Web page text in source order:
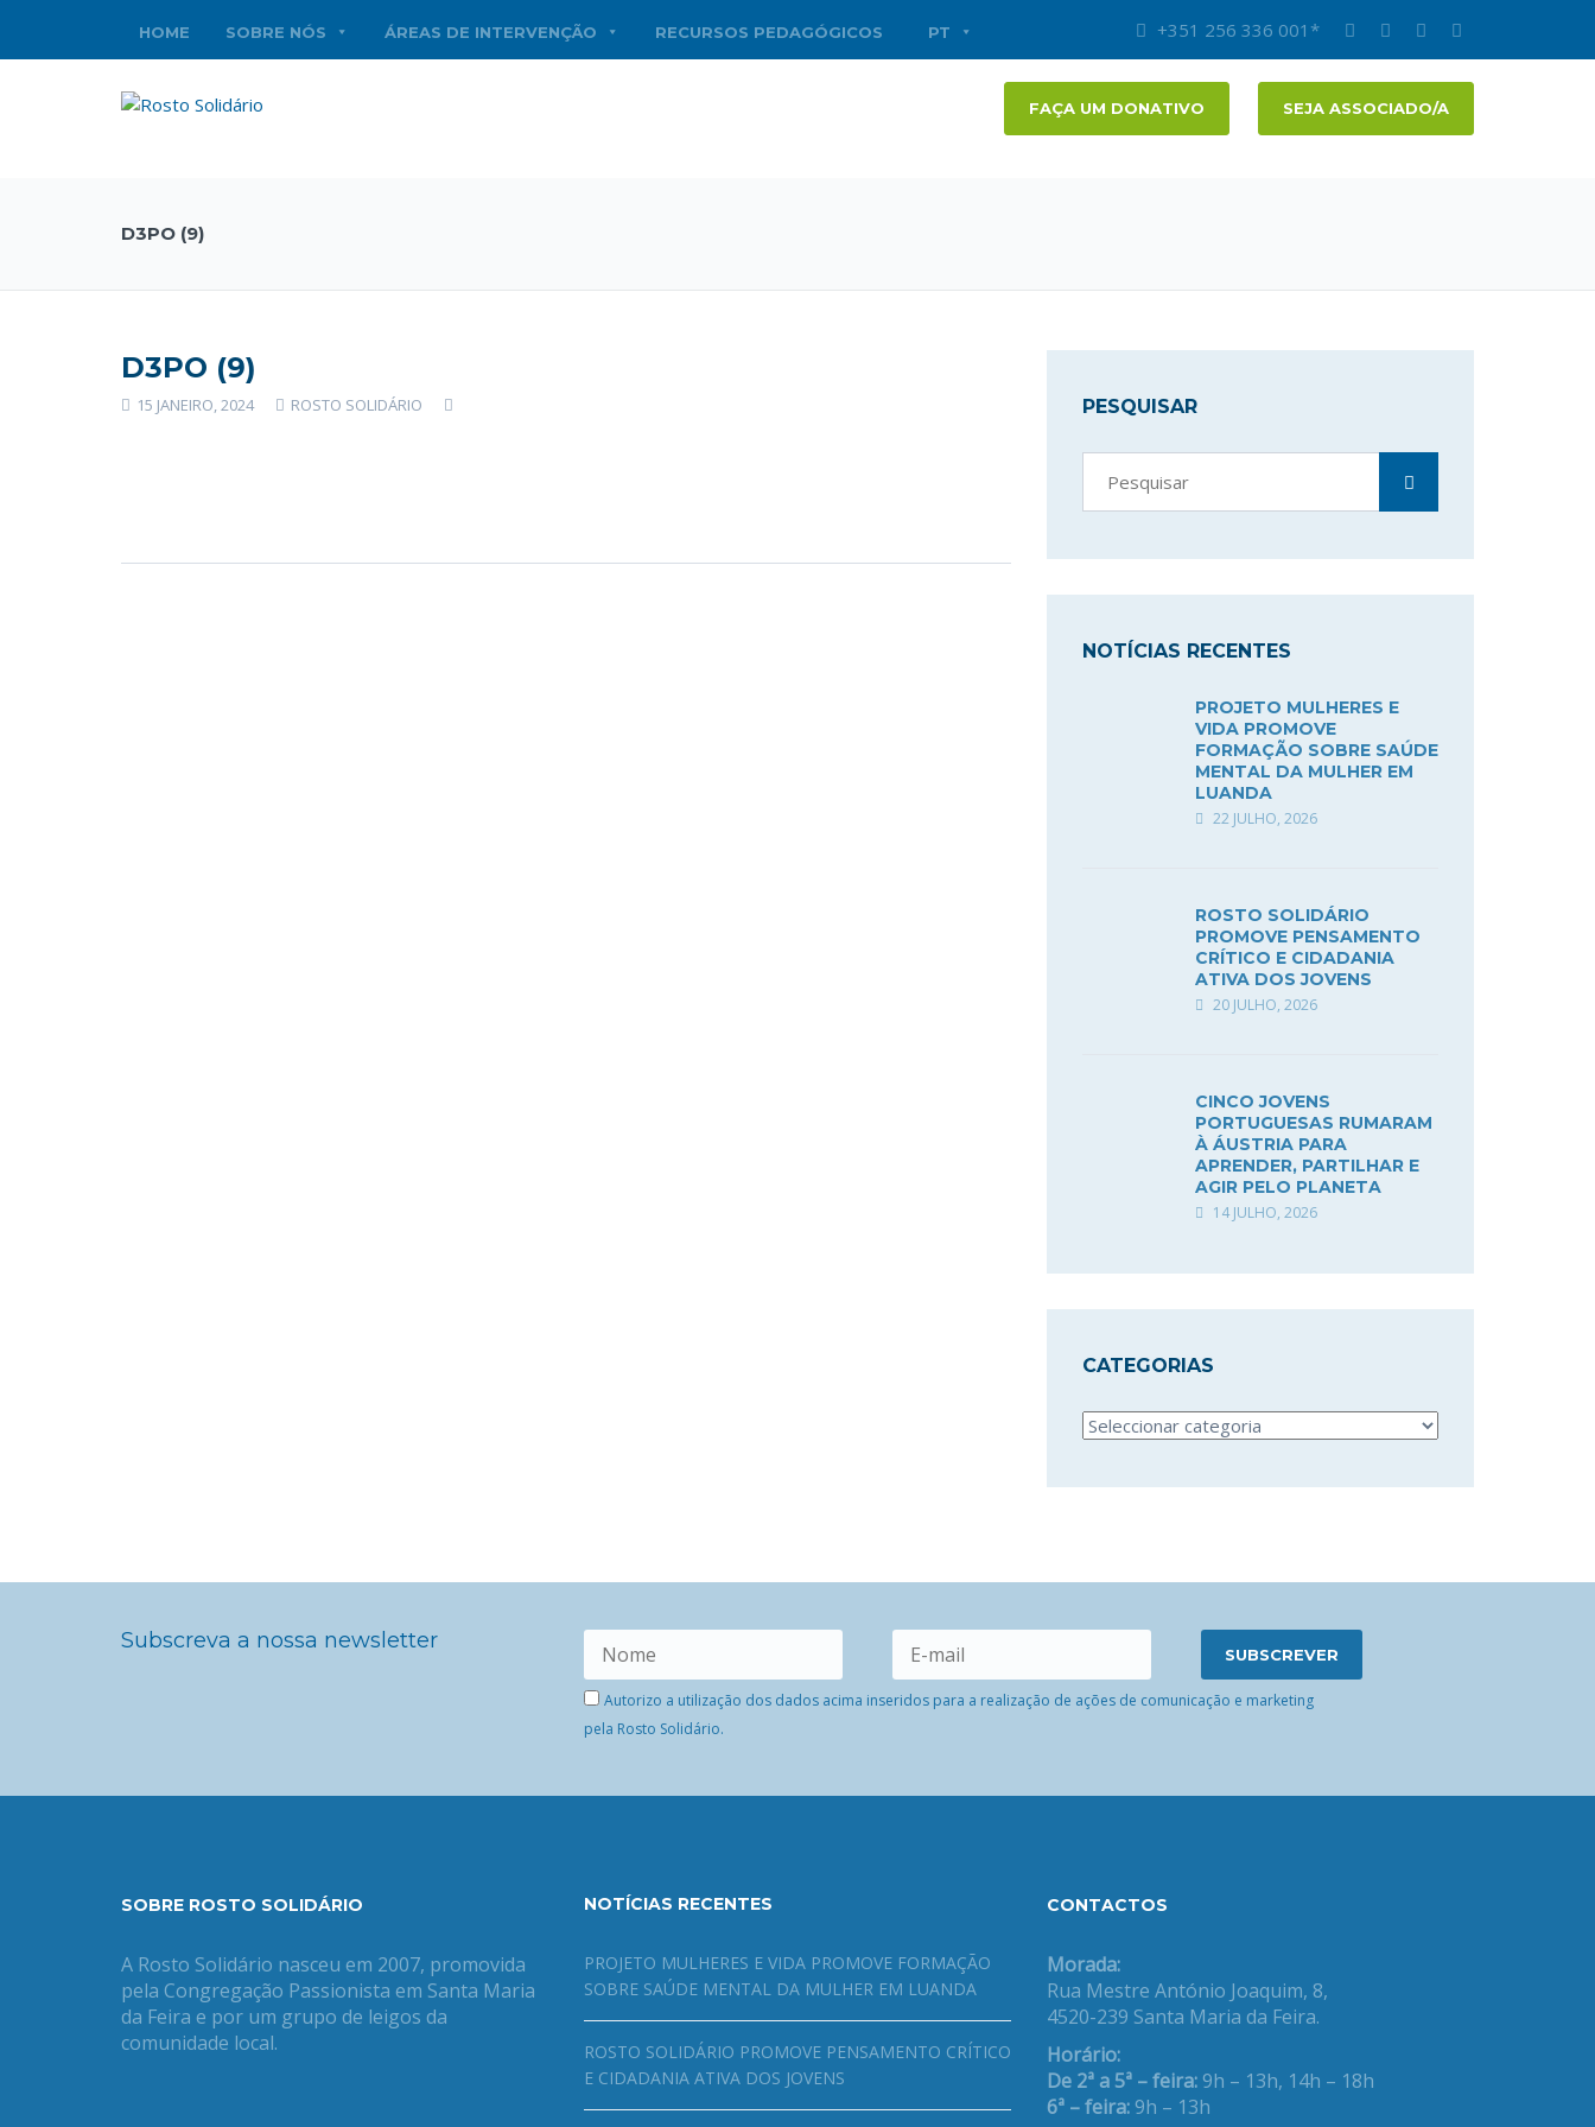
HOME SOBRE NÓS ÁREAS DE INTERVENÇÃO RECURSOS PEDAGÓGICOS PT +351 256 336 001*
FAÇA UM DONATIVO SEJA ASSOCIADO/A
D3PO (9)
D3PO (9)
15 JANEIRO, 2024 ROSTO SOLIDÁRIO PESQUISAR
NOTÍCIAS RECENTES
PROJETO MULHERES E
VIDA PROMOVE
FORMAÇÃO SOBRE SAÚDE
MENTAL DA MULHER EM
LUANDA
22 JULHO, 2026
ROSTO SOLIDÁRIO
PROMOVE PENSAMENTO
CRÍTICO E CIDADANIA
ATIVA DOS JOVENS
20 JULHO, 2026
CINCO JOVENS
PORTUGUESAS RUMARAM
À ÁUSTRIA PARA
APRENDER, PARTILHAR E
AGIR PELO PLANETA
14 JULHO, 2026
CATEGORIAS
Categorias
Subscreva a nossa newsletter
Autorizo a utilização dos dados acima inseridos para a realização de ações de comunicação e marketing
pela Rosto Solidário.
SOBRE ROSTO SOLIDÁRIO
A Rosto Solidário nasceu em 2007, promovida
pela Congregação Passionista em Santa Maria
da Feira e por um grupo de leigos da
comunidade local.
NOTÍCIAS RECENTES
PROJETO MULHERES E VIDA PROMOVE FORMAÇÃO
SOBRE SAÚDE MENTAL DA MULHER EM LUANDA
ROSTO SOLIDÁRIO PROMOVE PENSAMENTO CRÍTICO
E CIDADANIA ATIVA DOS JOVENS
CONTACTOS
Morada:
Rua Mestre António Joaquim, 8,
4520-239 Santa Maria da Feira.
Horário:
De 2ª a 5ª – feira: 9h – 13h, 14h – 18h
6ª – feira: 9h – 13h